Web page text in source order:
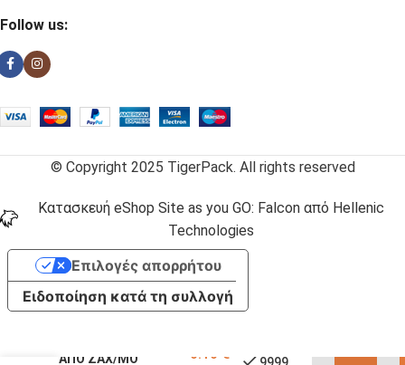
Follow us:
© Copyright 2025 TigerPack. All rights reserved
Κατασκευή eShop Site as you GO: Falcon από Hellenic
Technologies
ΑΠΟ ΖΑΧ/ΜΟ
0.10 € 9999
Ειδοποίηση κατά τη συλλογή
Επιλογές απορρήτου